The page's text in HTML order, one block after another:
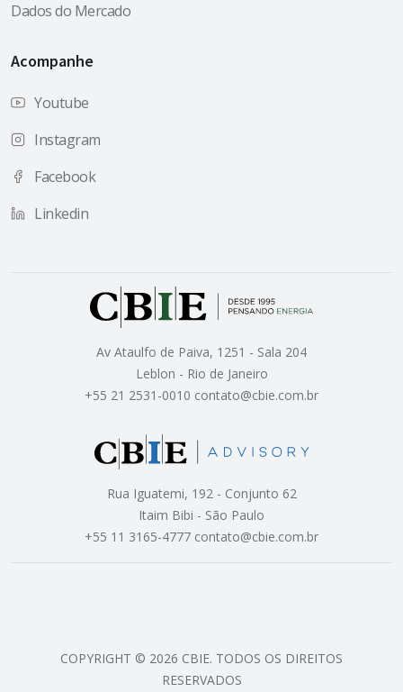
Dados do Mercado
Acompanhe
Youtube
Instagram
Facebook
Linkedin
Av Ataulfo de Paiva, 1251 - Sala 204
Leblon - Rio de Janeiro
+55 21 2531-0010 contato@cbie.com.br
Rua Iguatemi, 192 - Conjunto 62
Itaim Bibi - São Paulo
+55 11 3165-4777 contato@cbie.com.br
COPYRIGHT © 2026 CBIE. TODOS OS DIREITOS
RESERVADOS